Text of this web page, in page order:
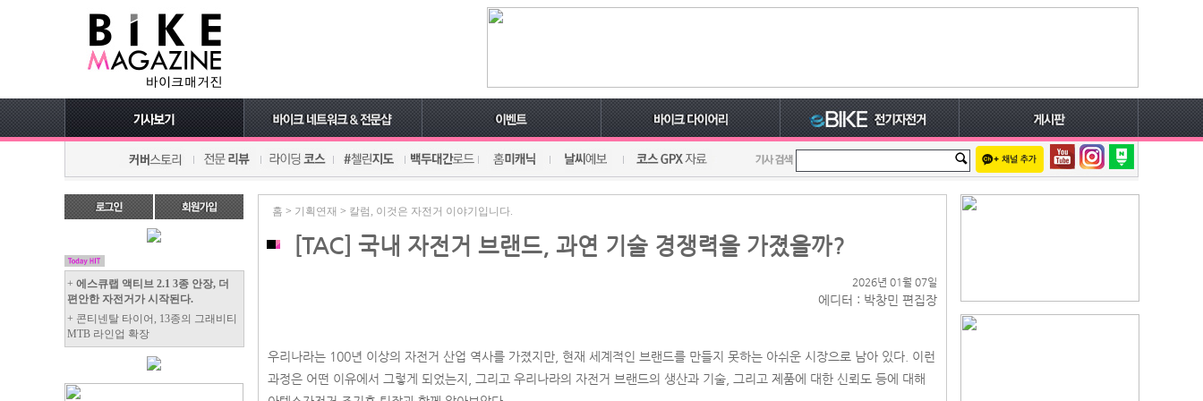
+ 에스큐랩 액티브 2.1 3종 안장, 더
편안한 자전거가 시작된다.
+ 콘티넨탈 타이어, 13종의 그래비티
MTB 라인업 확장
홈 > 기획연재 > 칼럼, 이것은 자전거 이야기입니다.
[TAC] 국내 자전거 브랜드, 과연 기술 경쟁력을 가졌을까?
2026년 01월 07일
에디터 : 박창민 편집장
우리나라는 100년 이상의 자전거 산업 역사를 가졌지만, 현재 세계적인 브랜드를 만들지 못하는 아쉬운 시장으로 남아 있다. 이런
과정은 어떤 이유에서 그렇게 되었는지, 그리고 우리나라의 자전거 브랜드의 생산과 기술, 그리고 제품에 대한 신뢰도 등에 대해